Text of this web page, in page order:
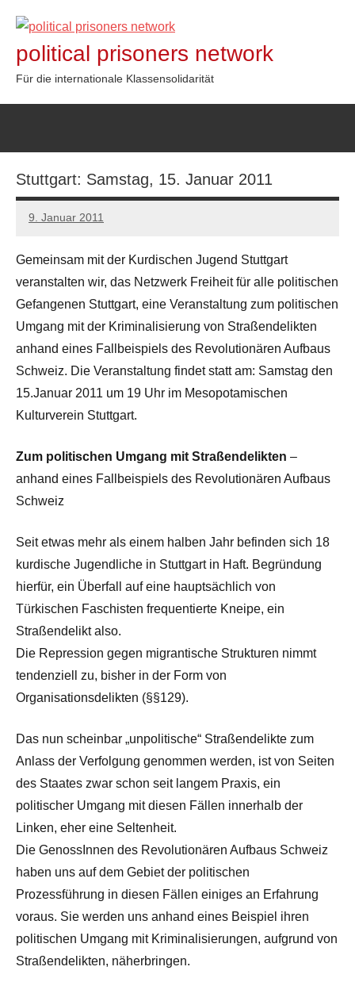
Inhalt
springen
political prisoners network
Für die internationale Klassensolidarität
Stuttgart: Samstag, 15. Januar 2011
9. Januar 2011
admin
Gemeinsam mit der Kurdischen Jugend Stuttgart
veranstalten wir, das Netzwerk Freiheit für alle politischen
Gefangenen Stuttgart, eine Veranstaltung zum politischen
Umgang mit der Kriminalisierung von Straßendelikten
anhand eines Fallbeispiels des Revolutionären Aufbaus
Schweiz. Die Veranstaltung findet statt am: Samstag den
15.Januar 2011 um 19 Uhr im Mesopotamischen
Kulturverein Stuttgart.
Zum politischen Umgang mit Straßendelikten –
anhand eines Fallbeispiels des Revolutionären Aufbaus
Schweiz
Seit etwas mehr als einem halben Jahr befinden sich 18
kurdische Jugendliche in Stuttgart in Haft. Begründung
hierfür, ein Überfall auf eine hauptsächlich von
Türkischen Faschisten frequentierte Kneipe, ein
Straßendelikt also.
Die Repression gegen migrantische Strukturen nimmt
tendenziell zu, bisher in der Form von
Organisationsdelikten (§§129).
Das nun scheinbar „unpolitische“ Straßendelikte zum
Anlass der Verfolgung genommen werden, ist von Seiten
des Staates zwar schon seit langem Praxis, ein
politischer Umgang mit diesen Fällen innerhalb der
Linken, eher eine Seltenheit.
Die GenossInnen des Revolutionären Aufbaus Schweiz
haben uns auf dem Gebiet der politischen
Prozessführung in diesen Fällen einiges an Erfahrung
voraus. Sie werden uns anhand eines Beispiel ihren
politischen Umgang mit Kriminalisierungen, aufgrund von
Straßendelikten, näherbringen.